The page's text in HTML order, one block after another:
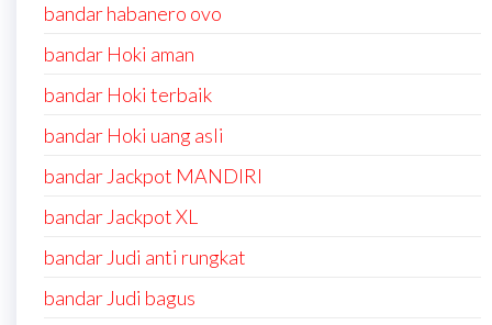
bandar habanero ovo
bandar Hoki aman
bandar Hoki terbaik
bandar Hoki uang asli
bandar Jackpot MANDIRI
bandar Jackpot XL
bandar Judi anti rungkat
bandar Judi bagus